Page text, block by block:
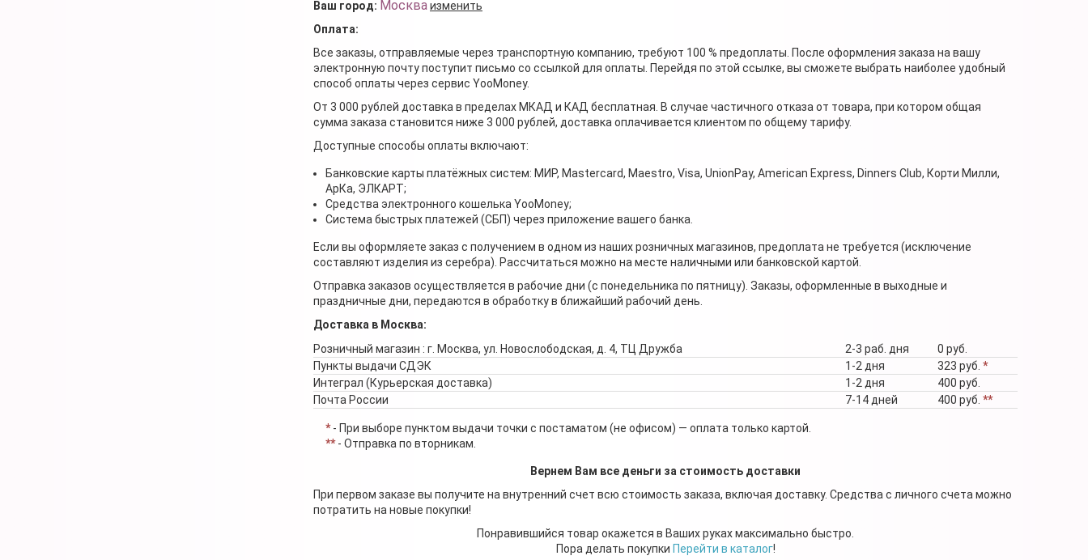
Ваш город: Москваизменить
Оплата:
Все заказы, отправляемые через транспортную компанию, требуют 100 % предоплаты. После оформления заказа на вашу
электронную почту поступит письмо со ссылкой для оплаты. Перейдя по этой ссылке, вы сможете выбрать наиболее удобный
способ оплаты через сервис YooMoney.
От 3 000 рублей доставка в пределах МКАД и КАД бесплатная. В случае частичного отказа от товара, при котором общая
сумма заказа становится ниже 3 000 рублей, доставка оплачивается клиентом по общему тарифу.
Доступные способы оплаты включают:
Банковские карты платёжных систем: МИР, Mastercard, Maestro, Visa, UnionPay, American Express, Dinners Club, Корти Милли,
АрКа, ЭЛКАРТ;
Средства электронного кошелька YooMoney;
Система быстрых платежей (СБП) через приложение вашего банка.
Если вы оформляете заказ с получением в одном из наших розничных магазинов, предоплата не требуется (исключение
составляют изделия из серебра). Рассчитаться можно на месте наличными или банковской картой.
Отправка заказов осуществляется в рабочие дни (с понедельника по пятницу). Заказы, оформленные в выходные и
праздничные дни, передаются в обработку в ближайший рабочий день.
Доставка в Москва:
Розничный магазин : г. Москва, ул. Новослободская, д. 4, ТЦ Дружба
2-3 раб. дня
0 руб.
Пункты выдачи СДЭК
1-2 дня 323 руб. *
Интеграл (Курьерская доставка)
1-2 дня
400 руб.
Почта России
7-14 дней 400 руб. **
*- При выборе пунктом выдачи точки с постаматом (не офисом) — оплата только картой.
**- Отправка по вторникам.
Вернем Вам все деньги за стоимость доставки
При первом заказе вы получите на внутренний счет всю стоимость заказа, включая доставку. Средства с личного счета можно
потратить на новые покупки!
Понравившийся товар окажется в Ваших руках максимально быстро.
Пора делать покупки Перейти в каталог!